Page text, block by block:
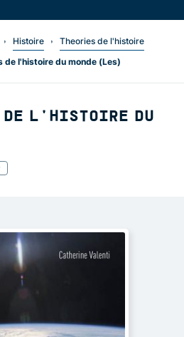
Histoire
Theories de l'histoire
de l'histoire du monde (Les)
DE L'HISTOIRE DU